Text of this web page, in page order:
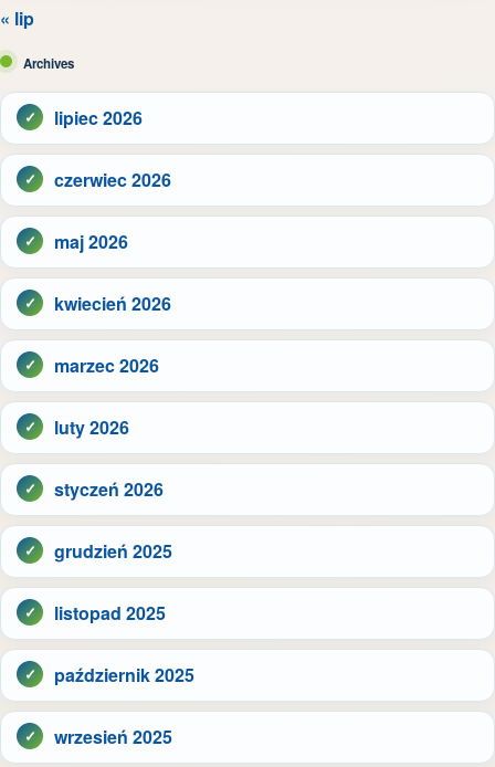
« lip
Archives
lipiec 2026
czerwiec 2026
maj 2026
kwiecień 2026
marzec 2026
luty 2026
styczeń 2026
grudzień 2025
listopad 2025
październik 2025
wrzesień 2025